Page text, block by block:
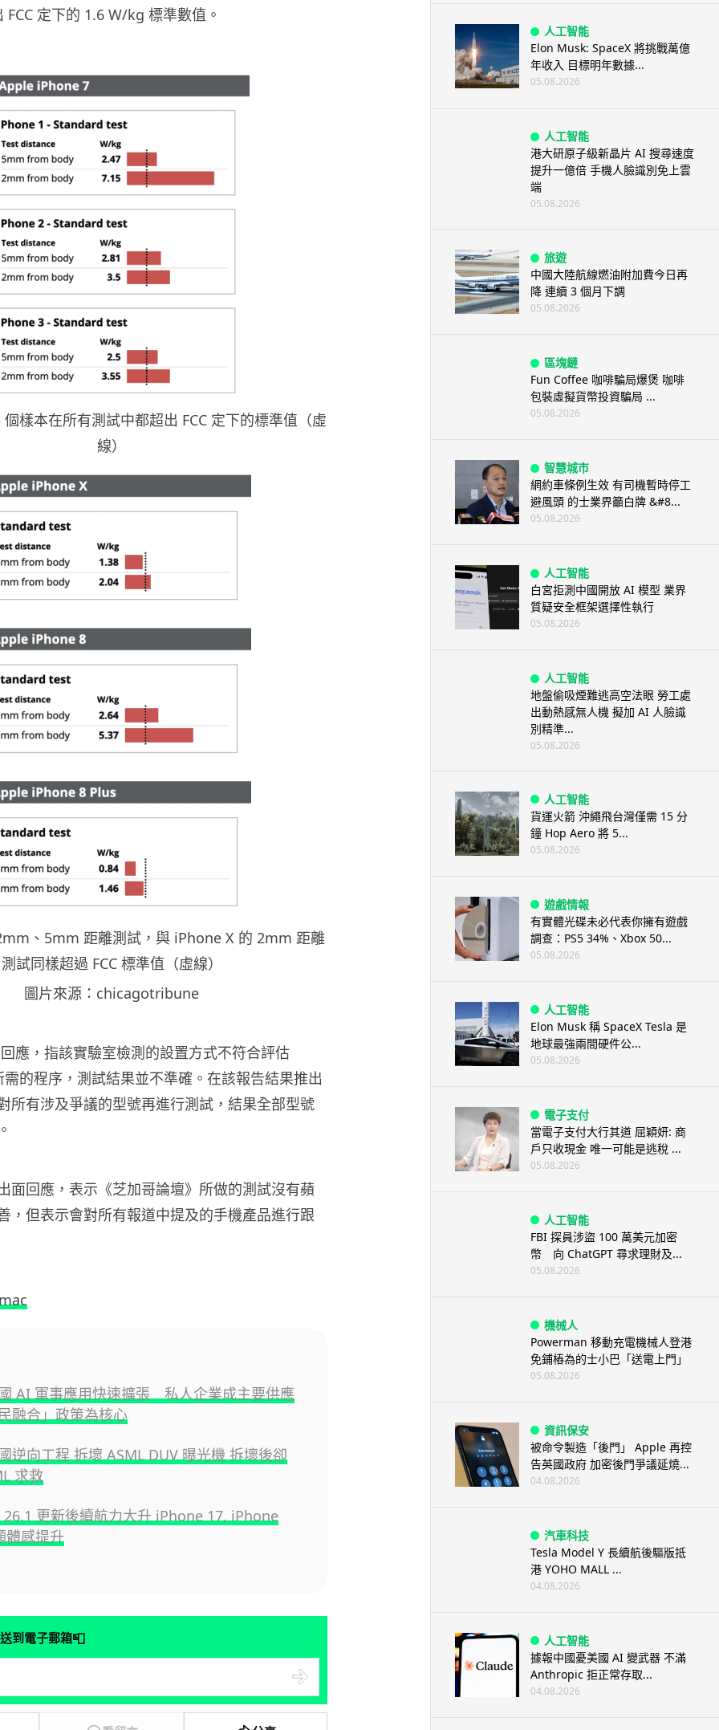
定下的 1.6 W/kg 標準數值。
樣本在所有測試中都超出 FCC 定下的標準值（虛
線）
、5mm 距離測試，與 iPhone X 的 2mm 距離
測試同樣超過 FCC 標準值（虛線）
圖片來源：chicagotribune
應，指該實驗室檢測的設置方式不符合評估
的程序，測試結果並不準確。在該報告結果推出
所有涉及爭議的型號再進行測試，結果全部型號
面回應，表示《芝加哥論壇》所做的測試沒有蘋
，但表示會對所有報道中提及的手機產品進行跟
AI 軍事應用快速擴張 私人企業成主要供應
融合」政策為核心
逆向工程 拆壞 ASML DUV 曝光機 拆壞後卻
求救
26.1 更新後續航力大升 iPhone 17, iPhone
體感提升
到電子郵箱📮
人工智能
Elon Musk: SpaceX 將挑戰萬億
年收入 目標明年數據...
05.08.2026
人工智能
港大研原子級新晶片 AI 搜尋速度
提升一億倍 手機人臉識別免上雲
端
05.08.2026
旅遊
中國大陸航線燃油附加費今日再
降 連續 3 個月下調
05.08.2026
區塊鏈
Fun Coffee 咖啡騙局爆煲 咖啡
包裝虛擬貨幣投資騙局 ...
05.08.2026
智慧城市
網約車條例生效 有司機暫時停工
避風頭 的士業界籲白牌 &#8...
05.08.2026
人工智能
白宮拒測中國開放 AI 模型 業界
質疑安全框架選擇性執行
05.08.2026
人工智能
地盤偷吸煙難逃高空法眼 勞工處
出動熱感無人機 擬加 AI 人臉識
別精準...
05.08.2026
人工智能
貨運火箭 沖繩飛台灣僅需 15 分
鐘 Hop Aero 將 5...
05.08.2026
遊戲情報
有實體光碟未必代表你擁有遊戲
調查：PS5 34%、Xbox 50...
05.08.2026
人工智能
Elon Musk 稱 SpaceX Tesla 是
地球最強兩間硬件公...
05.08.2026
電子支付
當電子支付大行其道 屈穎妍: 商
戶只收現金 唯一可能是逃稅 ...
05.08.2026
人工智能
FBI 探員涉盜 100 萬美元加密
幣 向 ChatGPT 尋求理財及...
05.08.2026
機械人
Powerman 移動充電機械人登港
免鋪樁為的士小巴「送電上門」
05.08.2026
資訊保安
被命令製造「後門」 Apple 再控
告英國政府 加密後門爭議延燒...
04.08.2026
汽車科技
Tesla Model Y 長續航後驅版抵
港 YOHO MALL ...
04.08.2026
人工智能
據報中國憂美國 AI 變武器 不滿
Anthropic 拒正常存取...
04.08.2026